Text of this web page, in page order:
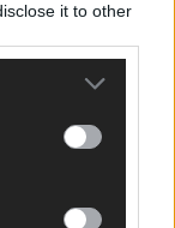
it to other